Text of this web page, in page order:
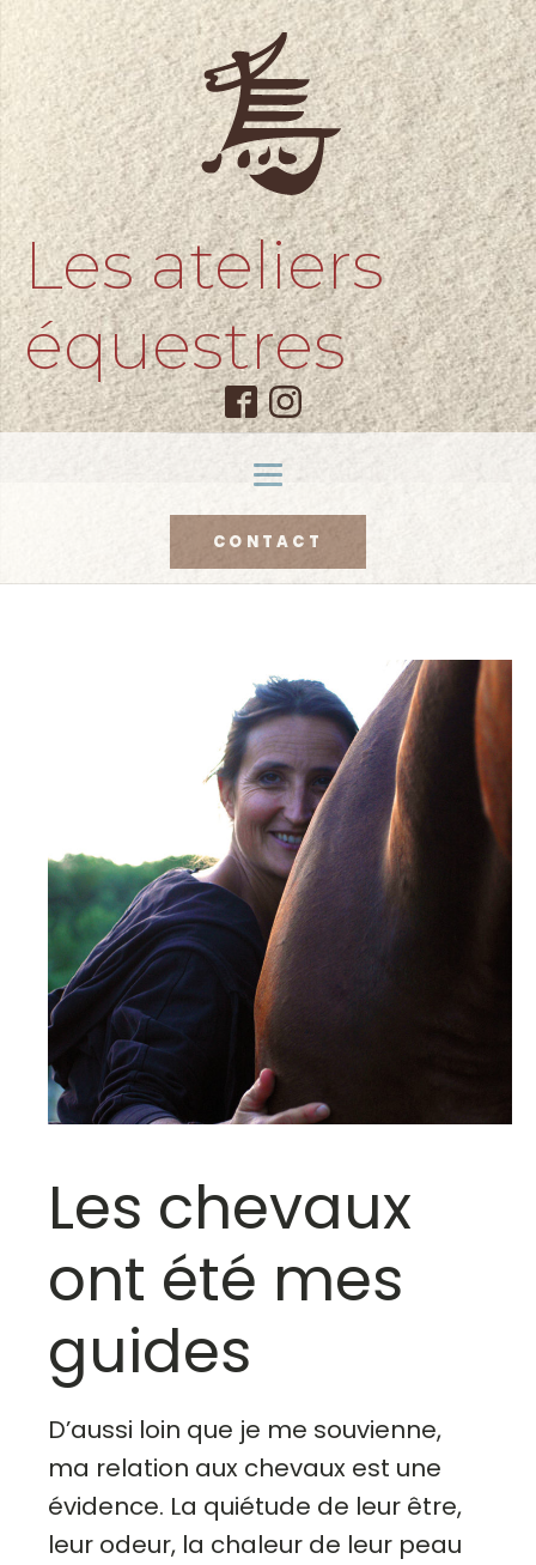
Les ateliers
équestres
CONTACT
Les chevaux
ont été mes
guides
D’aussi loin que je me souvienne,
ma relation aux chevaux est une
évidence. La quiétude de leur être,
leur odeur, la chaleur de leur peau